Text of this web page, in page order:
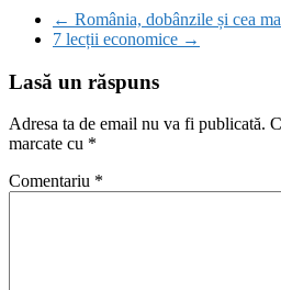
← România, dobânzile și cea
7 lecții economice →
Lasă un răspuns
Adresa ta de email nu va fi publicată.
marcate cu *
Comentariu *